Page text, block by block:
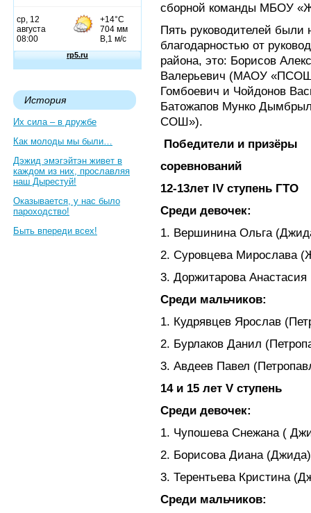
История
Их сила – в дружбе
Как молоды мы были…
Дэжид эмэгэйтэн живет в
каждом из них, прославляя
наш Дырестуй!
Оказывается, у нас было
пароходство!
Быть впереди всех!
сборной команды МБОУ
Пять руководителей были
благодарностью от
района, это: Борисов
Валерьевич (МАОУ
Гомбоевич и Чойдонов
Батожапов Мунко
СОШ»).
Победители и призёры
соревнований
12-13лет lV ступень ГТО
Среди девочек:
1. Вершинина Ольга
2. Суровцева Мирослава
3. Доржитарова Анастасия
Среди мальчиков:
1. Кудрявцев Ярослав
2. Бурлаков Данил
3. Авдеев Павел
14 и 15 лет V ступень
Среди девочек:
1. Чупошева Снежана (
2. Борисова Диана
3. Терентьева Кристина
Среди мальчиков: